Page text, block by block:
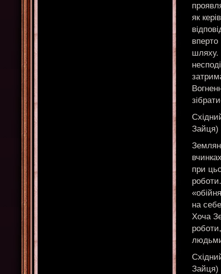
як
шляху.
Зайця)
при
на
Хоча
Зайця)